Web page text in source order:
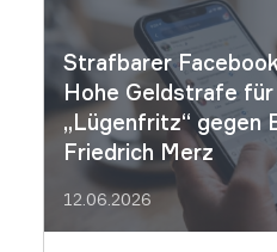
unmittelbare Haftung
München I (LG
Strafbarer
Hohe Geldstrafe für
„Lügenfritz“ gegen
Friedrich Merz
12.06.2026